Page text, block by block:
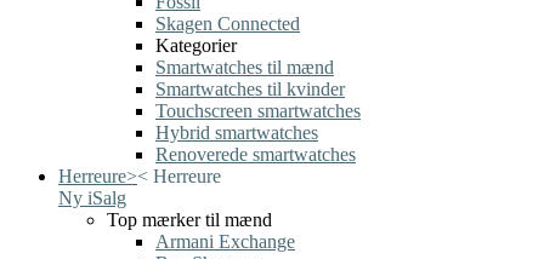
Skagen Connected
Kategorier
Smartwatches til mænd
Smartwatches til kvinder
Touchscreen smartwatches
Hybrid smartwatches
Renoverede smartwatches
Herreure>< Herreure
Ny iSalg
Top mærker til mænd
Armani Exchange